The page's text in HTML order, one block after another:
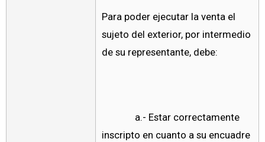
Para poder ejecutar la venta el
sujeto del exterior, por intermedio
de su representante, debe:
a.- Estar correctamente
inscripto en cuanto a su encuadre